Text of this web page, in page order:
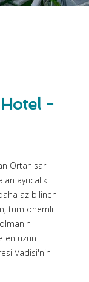
-
Ortahisar
ayrıcalıklı
az bilinen
tüm önemli
en uzun
Vadisi'nin